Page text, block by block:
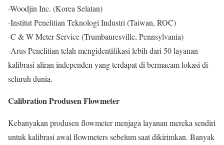
-Woodjin Inc. (Korea Selatan)
-Institut Penelitian Teknologi Industri (Taiwan, ROC)
-C & W Meter Service (Trumbauresville, Pennsylvania)
-Arus Penelitian telah mengidentifikasi lebih dari 50 layanan
kalibrasi aliran independen yang terdapat di bermacam lokasi di
seluruh dunia.-
Calibration Produsen Flowmeter
Kebanyakan produsen flowmeter menjaga layanan mereka sendiri
untuk kalibrasi awal flowmeters sebelum saat dikirimkan. Banyak